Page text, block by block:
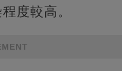
度較高。